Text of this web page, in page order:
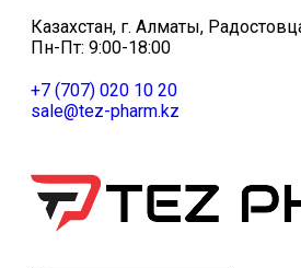
Казахстан, г. Алматы,
Пн-Пт: 9:00-18:00
+7 (707) 020 10 20
sale@tez-pharm.kz